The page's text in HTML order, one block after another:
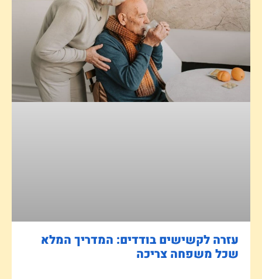
עזרה לקשישים בודדים: המדריך המלא
שכל משפחה צריכה